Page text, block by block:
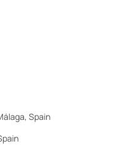
Spain